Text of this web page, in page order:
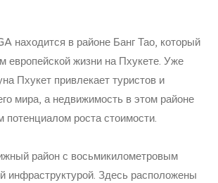
находится в районе Банг Тао, который
европейской жизни на Пхукете. Уже
Пхукет привлекает туристов и
мира, а недвижимость в этом районе
потенциалом роста стоимости.
район с восьмикилометровым
инфраструктурой. Здесь расположены